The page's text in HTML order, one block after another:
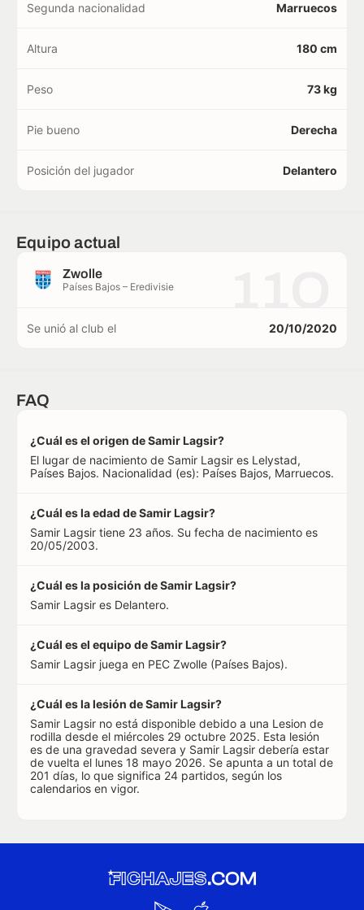
Segunda nacionalidad Marruecos
Altura 180 cm
Peso 73 kg
Pie bueno Derecha
Posición del jugador Delantero
Equipo actual
Zwolle
Países Bajos – Eredivisie
Se unió al club el 20/10/2020
FAQ
¿Cuál es el origen de Samir Lagsir?
El lugar de nacimiento de Samir Lagsir es Lelystad,
Países Bajos. Nacionalidad (es): Países Bajos, Marruecos.
¿Cuál es la edad de Samir Lagsir?
Samir Lagsir tiene 23 años. Su fecha de nacimiento es
20/05/2003.
¿Cuál es la posición de Samir Lagsir?
Samir Lagsir es Delantero.
¿Cuál es el equipo de Samir Lagsir?
Samir Lagsir juega en PEC Zwolle (Países Bajos).
¿Cuál es la lesión de Samir Lagsir?
Samir Lagsir no está disponible debido a una Lesion de
rodilla desde el miércoles 29 octubre 2025. Esta lesión
es de una gravedad severa y Samir Lagsir debería estar
de vuelta el lunes 18 mayo 2026. Se apunta a un total de
201 días, lo que significa 24 partidos, según los
calendarios en vigor.